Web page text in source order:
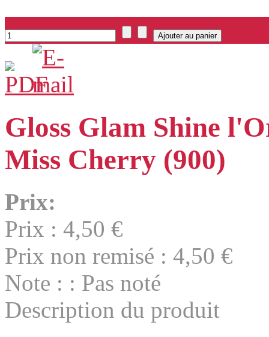
Gloss Glam Shine
Miss Cherry (900)
Prix:
Prix : 4,50 €
Prix non remisé : 4,50 €
Note : : Pas noté
Description du produit